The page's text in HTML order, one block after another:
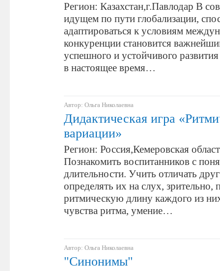
Регион: Казахстан,г.Павлодар В
идущем по пути глобализации,
адаптироваться к условиям
конкуренции становится
успешного и устойчивого
в настоящее время…
Автор: Ольга Николаевна
Дидактическая игра
вариации»
Регион: Россия,Кемеровская
Познакомить воспитанников с
длительности. Учить отличать
определять их на слух, зрительно,
ритмическую длину каждого из
чувства ритма, умение…
Автор: Ольга Николаевна
"Синонимы"